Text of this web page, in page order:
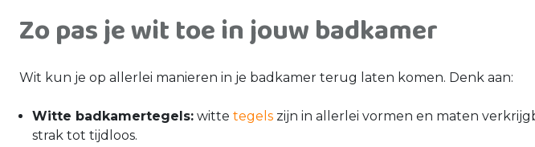
Zo pas je wit toe in jouw badkamer
Wit kun je op allerlei manieren in je badkamer terug laten komen. Denk aan:
Witte badkamertegels: witte tegels zijn in allerlei vormen en maten
strak tot tijdloos.